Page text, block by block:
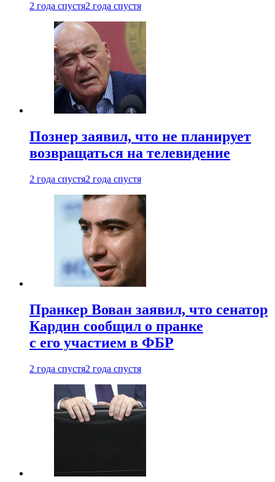
2 года спустя2 года спустя
Познер заявил, что не планирует
возвращаться на телевидение
2 года спустя2 года спустя
Пранкер Вован заявил, что сенатор
Кардин сообщил о пранке
с его участием в ФБР
2 года спустя2 года спустя